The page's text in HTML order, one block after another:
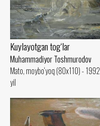
Kuylayotgan tog‘lar
Muhammadiyor Toshmurodov
Mato, moybo‘yoq (80x110) - 1992
yil